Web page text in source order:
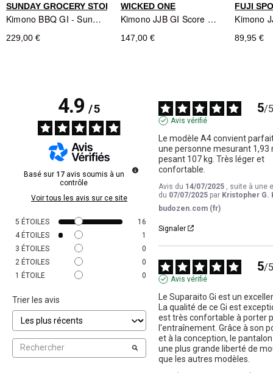
SUNDAY GROCERY STORE
Kimono BBQ GI - Sunday Grocery Store
229,00 €
WICKED ONE
Kimono JJB GI Score Bleu - Wicked One
147,00 €
FUJI
89,95 €
4.9/5
Basé sur 17 avis soumis à un
contrôle
Voir tous les avis sur ce site
5 ÉTOILES
16
4ÉTOILES
1
3 ÉTOILES
0
2 ÉTOILES
0
1 ÉTOILE 0
Trier les avis
5/5
Avis vérifié
Le modèle A4 convient
une personne mesurant 1,93
pesant 107 kg. Très léger et
confortable.
Avis du 14/07/2025
, suite à une
du 07/07/2025 par Kristopher G.
budozen.com (fr)
Signaler
5/5
Avis vérifié
Le Suparaito Gi est un
La qualité de ce Gi est
est très confortable à porter
l'entraînement. Grâce à son
et à la conception, le
une plus grande liberté de
que les autres modèles.